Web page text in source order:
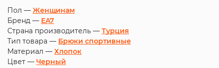
Пол — Женщинам
Бренд — EA7
Страна производитель — Турция
Тип товара — Брюки спортивные
Материал — Хлопок
Цвет — Черный